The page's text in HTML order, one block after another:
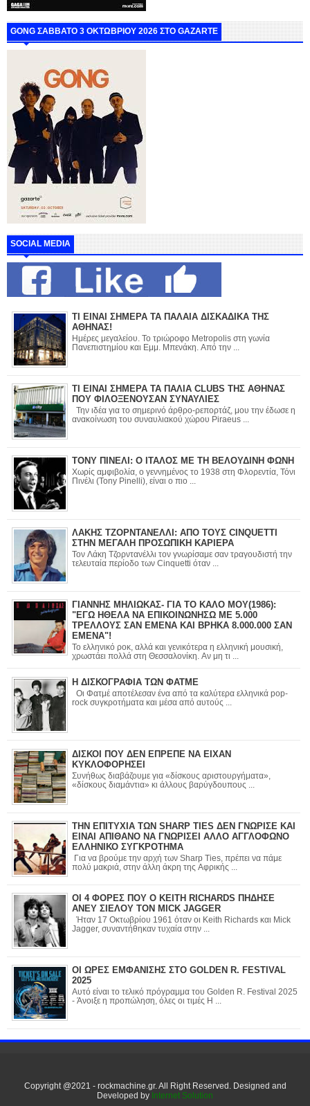
GONG ΣΑΒΒΑΤΟ 3 ΟΚΤΩΒΡΙΟΥ 2026 ΣΤΟ GAZARTE
SOCIAL MEDIA
ΤΙ ΕΙΝΑΙ ΣΗΜΕΡΑ ΤΑ ΠΑΛΑΙΑ ΔΙΣΚΑΔΙΚΑ ΤΗΣ
ΑΘΗΝΑΣ!
Ημέρες μεγαλείου. Το τριώροφο Metropolis στη γωνία
Πανεπιστημίου και Εμμ. Μπενάκη. Από την ...
ΤΙ ΕΙΝΑΙ ΣΗΜΕΡΑ ΤΑ ΠΑΛΙΑ CLUBS ΤΗΣ ΑΘΗΝΑΣ
ΠΟΥ ΦΙΛΟΞΕΝΟΥΣΑΝ ΣΥΝΑΥΛΙΕΣ
Την ιδέα για το σημερινό άρθρο-ρεπορτάζ, μου την έδωσε η
ανακοίνωση του συναυλιακού χώρου Piraeus ...
ΤΟΝΥ ΠΙΝΕΛΙ: Ο ΙΤΑΛΟΣ ΜΕ ΤΗ ΒΕΛΟΥΔΙΝΗ ΦΩΝΗ
Χωρίς αμφιβολία, ο γεννημένος το 1938 στη Φλορεντία, Τόνι
Πινέλι (Tony Pinelli), είναι ο πιο ...
ΛΑΚΗΣ ΤΖΟΡΝΤΑΝΕΛΛΙ: ΑΠΟ ΤΟΥΣ CINQUETTI
ΣΤΗΝ ΜΕΓΑΛΗ ΠΡΟΣΩΠΙΚΗ ΚΑΡΙΕΡΑ
Τον Λάκη Τζορντανέλλι τον γνωρίσαμε σαν τραγουδιστή την
τελευταία περίοδο των Cinquetti όταν ...
ΓΙΑΝΝΗΣ ΜΗΛΙΩΚΑΣ- ΓΙΑ ΤΟ ΚΑΛΟ ΜΟΥ(1986):
"ΕΓΩ ΗΘΕΛΑ ΝΑ ΕΠΙΚΟΙΝΩΝΗΣΩ ΜΕ 5.000
ΤΡΕΛΛΟΥΣ ΣΑΝ ΕΜΕΝΑ ΚΑΙ ΒΡΗΚΑ 8.000.000 ΣΑΝ
ΕΜΕΝΑ"!
Το ελληνικό ροκ, αλλά και γενικότερα η ελληνική μουσική,
χρωστάει πολλά στη Θεσσαλονίκη. Αν μη τι ...
Η ΔΙΣΚΟΓΡΑΦΙΑ ΤΩΝ ΦΑΤΜΕ
Οι Φατμέ αποτέλεσαν ένα από τα καλύτερα ελληνικά pop-
rock συγκροτήματα και μέσα από αυτούς ...
ΔΙΣΚΟΙ ΠΟΥ ΔΕΝ ΕΠΡΕΠΕ ΝΑ ΕΙΧΑΝ
ΚΥΚΛΟΦΟΡΗΣΕΙ
Συνήθως διαβάζουμε για «δίσκους αριστουργήματα»,
«δίσκους διαμάντια» κι άλλους βαρύγδουπους ...
ΤΗΝ ΕΠΙΤΥΧΙΑ ΤΩΝ SHARP TIES ΔΕΝ ΓΝΩΡΙΣΕ ΚΑΙ
ΕΙΝΑΙ ΑΠΙΘΑΝΟ ΝΑ ΓΝΩΡΙΣΕΙ ΑΛΛΟ ΑΓΓΛΟΦΩΝΟ
ΕΛΛΗΝΙΚΟ ΣΥΓΚΡΟΤΗΜΑ
Για να βρούμε την αρχή των Sharp Ties, πρέπει να πάμε
πολύ μακριά, στην άλλη άκρη της Αφρικής ...
ΟΙ 4 ΦΟΡΕΣ ΠΟΥ Ο KEITH RICHARDS ΠΗΔΗΣΕ
ΑΝΕΥ ΣΙΕΛΟΥ ΤΟΝ MICK JAGGER
Ήταν 17 Οκτωβρίου 1961 όταν οι Keith Richards και Mick
Jagger, συναντήθηκαν τυχαία στην ...
ΟΙ ΩΡΕΣ ΕΜΦΑΝΙΣΗΣ ΣΤΟ GOLDEN R. FESTIVAL
2025
Αυτό είναι το τελικό πρόγραμμα του Golden R. Festival 2025
- Άνοιξε η προπώληση, όλες οι τιμές Η ...
Copyright @2021 - rockmachine.gr. All Right Reserved. Designed and
Developed by Internet Solution